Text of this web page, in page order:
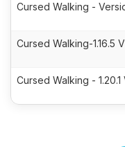
Cursed Walking -
Cursed Walking-1.16.5
Cursed Walking - 1.20.1